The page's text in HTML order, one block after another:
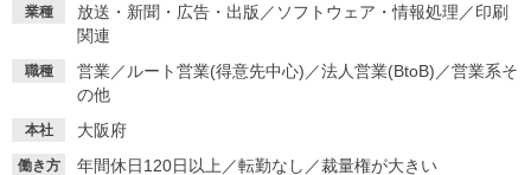
採用情報を探す
説明会を探す
インターンを探す
イベントを探す
就活ノウハウ・サポート
業種 放送・新聞・広告・出版 ／ ソフトウェア・情報処理 ／印刷
関連
職種 営業／ ルート営業(得意先中心) ／法人営業(BtoB) ／営業系そ
の他
本社 大阪府
働き方
年間休日120日以上 ／転勤なし ／裁量権が大きい